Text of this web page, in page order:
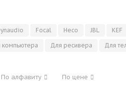
Focal Heco JBL KEF
компьютера Для ресивера Для
По алфавиту По цене